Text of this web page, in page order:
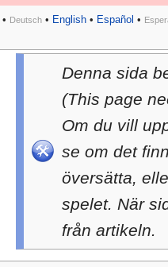
• Deutsch • English • Español •
Denna sida
(This page
Om du vill
se om det
översätta,
spelet. När
från artikeln.